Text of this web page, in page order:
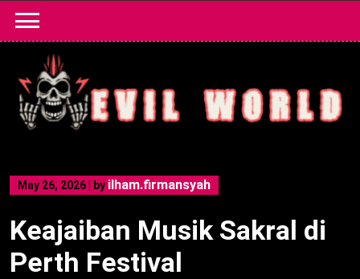
content
May 26, 2026 by ilham.firmansyah
Keajaiban Musik Sakral di
Perth Festival